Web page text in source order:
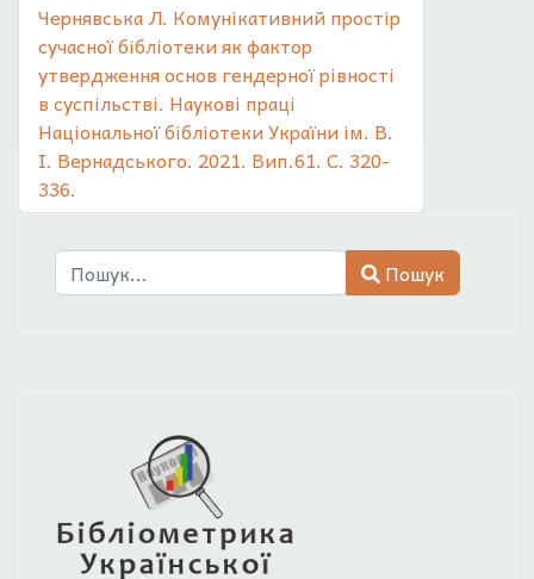
Чернявська Л. Комунікативний простір
сучасної бібліотеки як фактор
утвердження основ гендерної рівності
в суспільстві. Наукові праці
Національної бібліотеки України ім. В.
І. Вернадського. 2021. Вип.61. С. 320-
336.
Пошук
Пошук